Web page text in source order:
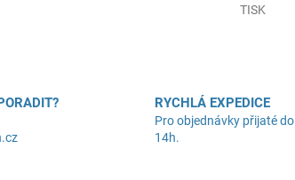
TISK
RYCHLÁ EXPEDICE
Pro objednávky přijaté do
14h.